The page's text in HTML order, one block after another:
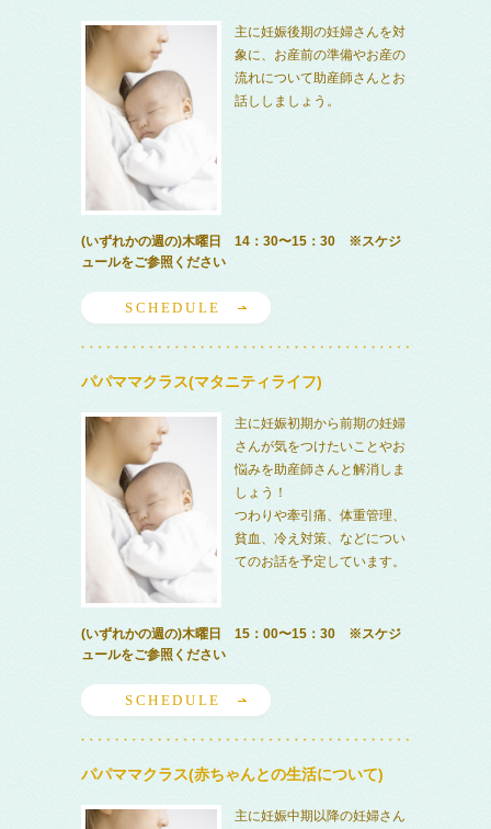
主に妊娠後期の妊婦さんを対
象に、お産前の準備やお産の
流れについて助産師さんとお
話ししましょう。
(いずれかの週の)木曜日 14：30〜15：30 ※スケジ
ュールをご参照ください
SCHEDULE
パパママクラス(マタニティライフ)
主に妊娠初期から前期の妊婦
さんが気をつけたいことやお
悩みを助産師さんと解消しま
しょう！
つわりや牽引痛、体重管理、
貧血、冷え対策、などについ
てのお話を予定しています。
(いずれかの週の)木曜日 15：00〜15：30 ※スケジ
ュールをご参照ください
SCHEDULE
パパママクラス(赤ちゃんとの生活について)
主に妊娠中期以降の妊婦さん